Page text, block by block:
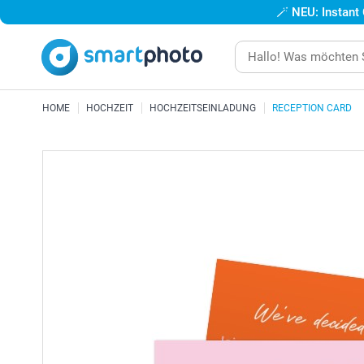
🪄 NEU:
HOME HOCHZEIT HOCHZEITSEINLADUNG RECEPTION CARD